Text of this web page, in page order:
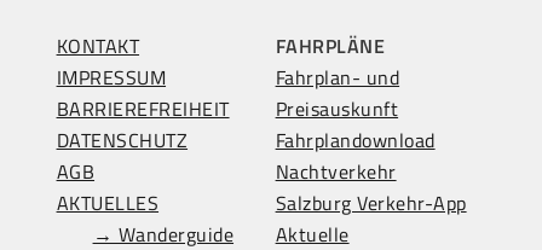
KONTAKT
IMPRESSUM
BARRIEREFREIHEIT
DATENSCHUTZ
AGB
AKTUELLES
→ Wanderguide
FAHRPLÄNE
Fahrplan- und
Preisauskunft
Fahrplandownload
Nachtverkehr
Salzburg Verkehr-App
Aktuelle